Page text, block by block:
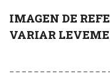
IMAGEN DE
VARIAR